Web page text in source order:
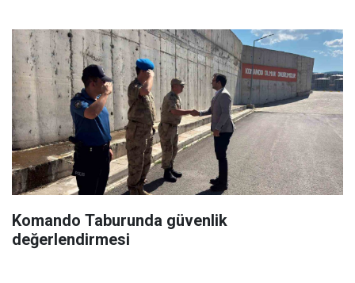
Komando Taburunda güvenlik
değerlendirmesi